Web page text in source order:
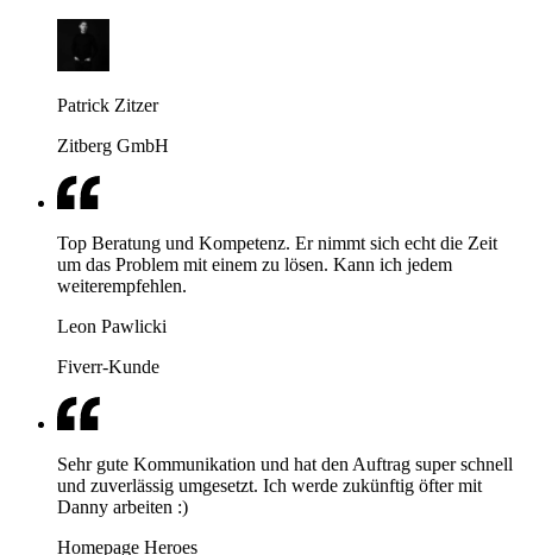
Patrick Zitzer
Zitberg GmbH
Top Beratung und Kompetenz. Er nimmt sich echt die Zeit
um das Problem mit einem zu lösen. Kann ich jedem
weiterempfehlen.
Leon Pawlicki
Fiverr-Kunde
Sehr gute Kommunikation und hat den Auftrag super schnell
und zuverlässig umgesetzt. Ich werde zukünftig öfter mit
Danny arbeiten :)
Homepage Heroes